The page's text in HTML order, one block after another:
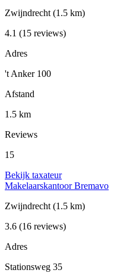
Zwijndrecht (1.5 km)
4.1 (15 reviews)
Adres
't Anker 100
Afstand
1.5 km
Reviews
15
Bekijk taxateur
Makelaarskantoor Bremavo
Zwijndrecht (1.5 km)
3.6 (16 reviews)
Adres
Stationsweg 35